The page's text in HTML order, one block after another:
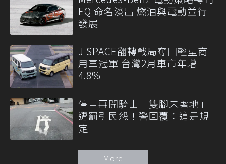
EQ 命名淡出 燃油與電動並行
發展
J SPACE翻轉戰局奪回輕型商
用車冠軍 台灣2月車市年增
4.8%
停車再開騎士「雙腳未著地」
遭罰引民怨！警回覆：這是規
定
More